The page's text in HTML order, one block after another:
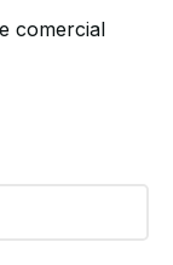
comercial